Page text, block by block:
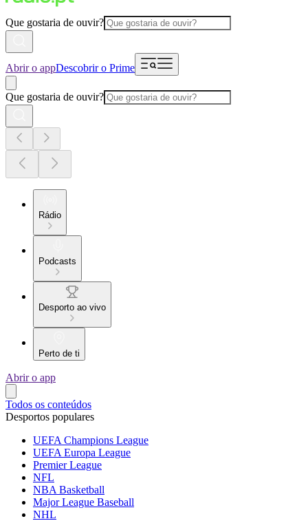
Que gostaria de ouvir?
Abrir o appDescobrir o Prime
Que gostaria de ouvir?
Rádio
Podcasts
Desporto ao vivo
Perto de ti
Abrir o app
Todos os conteúdos
Desportos populares
UEFA Champions League
UEFA Europa League
Premier League
NFL
NBA Basketball
Major League Baseball
NHL